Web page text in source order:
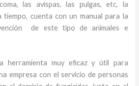
las avispas, las pulgas, etc, la
tiempo, cuenta con un manual para la
de este tipo de animales e
herramienta muy eficaz y útil para
empresa con el servicio de personas